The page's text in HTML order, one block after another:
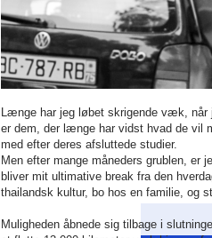
Længe har jeg løbet skrigende væk,
er dem, der længe har vidst hvad de vil
med efter deres afsluttede studier.
Men efter mange måneders grublen, er
bliver mit ultimative break fra den
thailandsk kultur, bo hos en familie, og
Muligheden åbnede sig tilbage i